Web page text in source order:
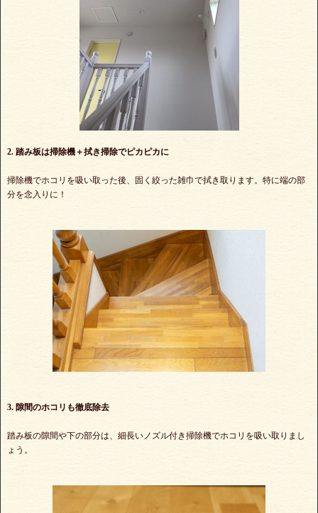
2. 踏み板は掃除機＋拭き掃除でピカピカに
掃除機でホコリを吸い取った後、固く絞った雑巾で拭き取ります。特に端の部
分を念入りに！
3. 隙間のホコリも徹底除去
踏み板の隙間や下の部分は、細長いノズル付き掃除機でホコリを吸い取りまし
ょう。